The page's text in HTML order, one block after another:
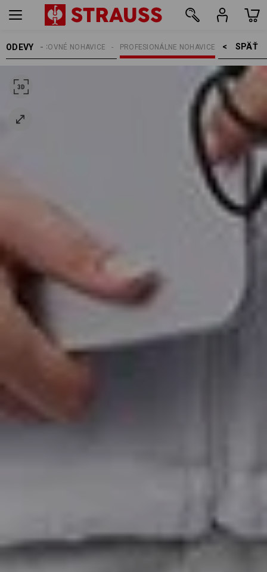
ODEVY SPÄŤ    >
PROFESIONÁLNE NOHAVICE
PRACOVNÉ NOHAVICE